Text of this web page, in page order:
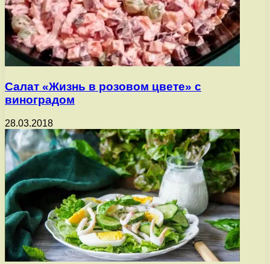
Салат «Жизнь в розовом цвете» с
виноградом
28.03.2018